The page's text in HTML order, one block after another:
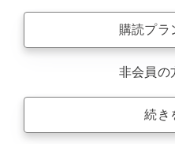
購読プラ
非会員の
続き